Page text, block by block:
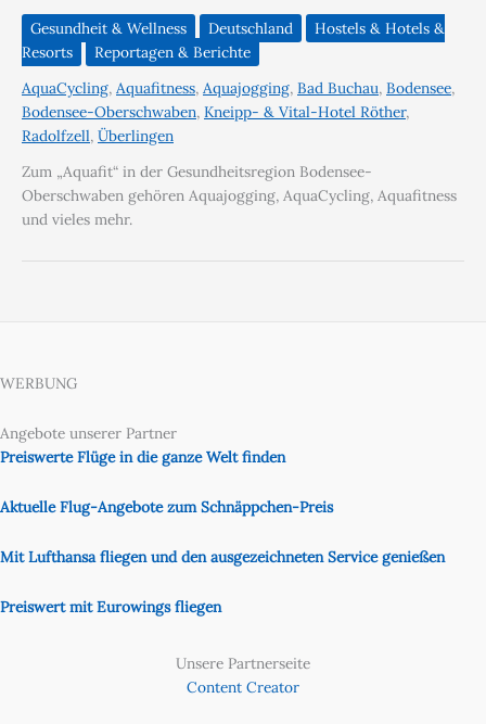
Gesundheit & Wellness Deutschland
Hostels & Hotels &
Resorts
Reportagen & Berichte
AquaCycling, Aquafitness, Aquajogging, Bad Buchau, Bodensee,
Bodensee-Oberschwaben, Kneipp- & Vital-Hotel Röther,
Radolfzell, Überlingen
Zum „Aquafit“ in der Gesundheitsregion Bodensee-
Oberschwaben gehören Aquajogging, AquaCycling, Aquafitness
und vieles mehr.
WERBUNG
Angebote unserer Partner
Preiswerte Flüge in die ganze Welt finden
Aktuelle Flug-Angebote zum Schnäppchen-Preis
Mit Lufthansa fliegen und den ausgezeichneten Service genießen
Preiswert mit Eurowings fliegen
Unsere Partnerseite
Content Creator